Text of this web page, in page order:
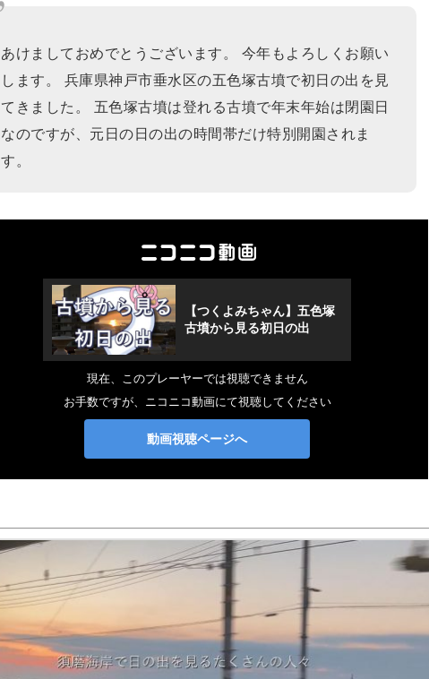
あけましておめでとうございます。 今年もよろしくお願い
します。 兵庫県神戸市垂水区の五色塚古墳で初日の出を見
てきました。 五色塚古墳は登れる古墳で年末年始は閉園日
なのですが、元日の日の出の時間帯だけ特別開園されま
す。